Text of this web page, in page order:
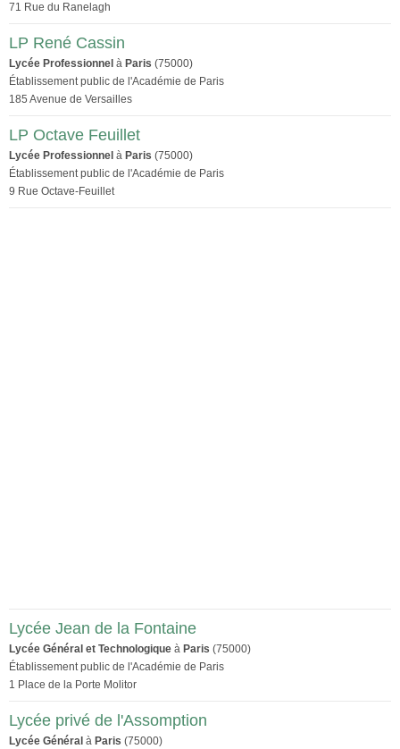
71 Rue du Ranelagh
LP René Cassin
Lycée Professionnel à Paris (75000)
Établissement public de l'Académie de Paris
185 Avenue de Versailles
LP Octave Feuillet
Lycée Professionnel à Paris (75000)
Établissement public de l'Académie de Paris
9 Rue Octave-Feuillet
Lycée Jean de la Fontaine
Lycée Général et Technologique à Paris (75000)
Établissement public de l'Académie de Paris
1 Place de la Porte Molitor
Lycée privé de l'Assomption
Lycée Général à Paris (75000)